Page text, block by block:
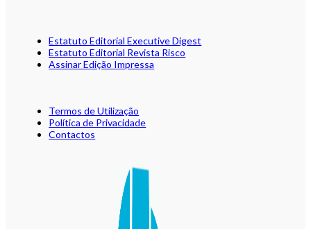
Estatuto Editorial Executive Digest
Estatuto Editorial Revista Risco
Assinar Edição Impressa
Termos de Utilização
Política de Privacidade
Contactos